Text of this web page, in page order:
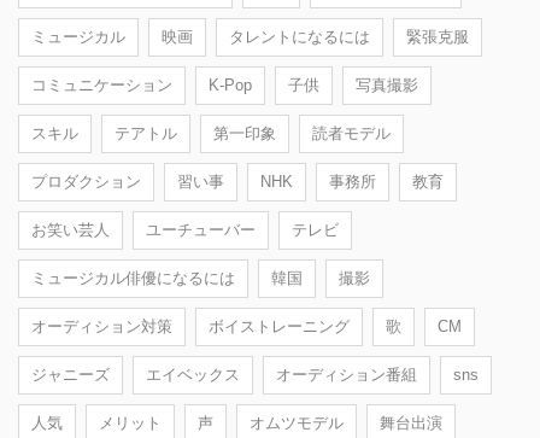
ミュージカル 映画 タレントになるには 緊張克服
コミュニケーション K-Pop 子供 写真撮影
スキル テアトル 第一印象 読者モデル
プロダクション 習い事 NHK 事務所 教育
お笑い芸人 ユーチューバー テレビ
ミュージカル俳優になるには 韓国 撮影
オーディション対策 ボイストレーニング 歌 CM
ジャニーズ エイベックス オーディション番組 sns
人気 メリット 声 オムツモデル 舞台出演